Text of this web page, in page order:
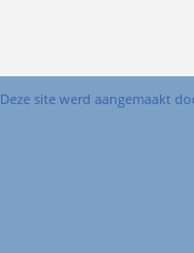
Deze site werd aangemaakt